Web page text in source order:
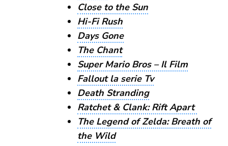
Close to the Sun
Hi-Fi Rush
Days Gone
The Chant
Super Mario Bros – Il Film
Fallout la serie Tv
Death Stranding
Ratchet & Clank: Rift Apart
The Legend of Zelda: Breath of
the Wild